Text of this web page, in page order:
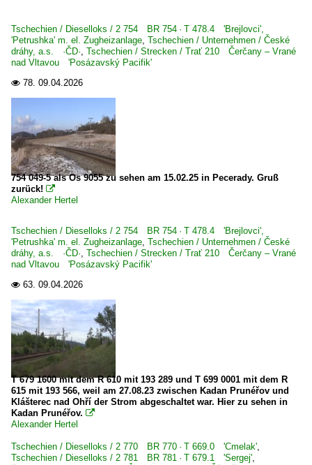
BR 01.10 Öl DB 012 ·DB-Umbau·
BR 01.5 DR 01.15 ·DR-Rekolok·
BR 03 DB 003 · DR 03.2
BR 23.10 · DR 35.10
BR 38 DB 038 · DR 38.10-40 preuß. P8
BR 41 DR 41.1 ·Reko-Lok·
BR 42 ·Kriegslok·
BR 44 DB 044 · DR 44.0-2
BR 50 DR 50.35-37 ·DR-Rekolok·
BR 52 DR 52.1-7/52.9 ·Kriegslok·
BR 58.2-21 bad. sächs. württ. preuß. G 12
BR 86 DB 086 · DR 86.1
BR 95.0 DR 95.0/1 preuß. T20
BR 99.750-752 · 7501-7528 sächs. IK Nr 1-54
Dieselloks | 92 80
0 232 BR 232 · DR 132 Adtranzumbaukonzept
Tschechien / Dieselloks / 2 754 BR 754 · T 478.4 'Brejlovci',
'Petrushka' m. el. Zugheizanlage, Tschechien / Unternehmen / České
dráhy, a.s. ·ČD·, Tschechien / Strecken / Trať 210 Čerčany – Vrané
nad Vltavou 'Posázavský Pacifik'
 78. 09.04.2026
754 049-5 als Os 9055 zu sehen am 15.02.25 in Pecerady. Gruß
zurück! 
Alexander Hertel
Tschechien / Dieselloks / 2 754 BR 754 · T 478.4 'Brejlovci',
'Petrushka' m. el. Zugheizanlage, Tschechien / Unternehmen / České
dráhy, a.s. ·ČD·, Tschechien / Strecken / Trať 210 Čerčany – Vrané
nad Vltavou 'Posázavský Pacifik'
 63. 09.04.2026
T 679 1600 mit dem R 610 mit 193 289 und T 699 0001 mit dem R
615 mit 193 566, weil am 27.08.23 zwischen Kadan Prunéřov und
Klášterec nad Ohří der Strom abgeschaltet war. Hier zu sehen in
Kadan Prunéřov. 
Alexander Hertel
Tschechien / Dieselloks / 2 770 BR 770 · T 669.0 'Cmelak',
Tschechien / Dieselloks / 2 781 BR 781 · T 679.1 'Sergej',